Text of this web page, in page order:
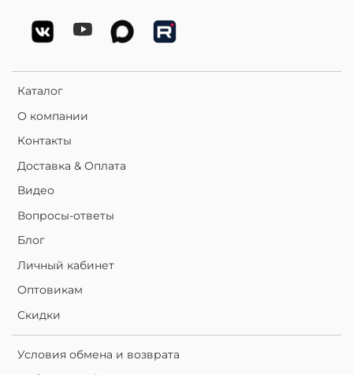
Каталог
О компании
Контакты
Доставка & Оплата
Видео
Вопросы-ответы
Блог
Личный кабинет
Оптовикам
Скидки
Условия обмена и возврата